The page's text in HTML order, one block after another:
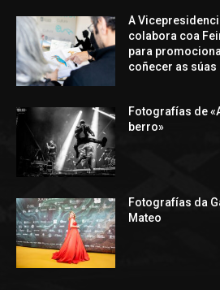
A
colabora coa
para
coñecer as
Fotografías de
berro»
Fotografías da
Mateo